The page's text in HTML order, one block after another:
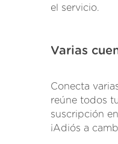
el servicio.
Varias
Conecta
reúne todos
suscripción
¡Adiós a